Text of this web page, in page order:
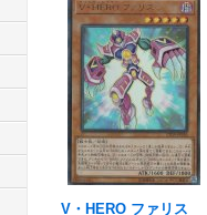
V・HERO ファリス